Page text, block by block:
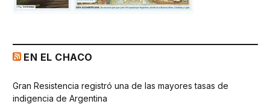
EN EL CHACO
Gran Resistencia registró una de las mayores tasas de
indigencia de Argentina